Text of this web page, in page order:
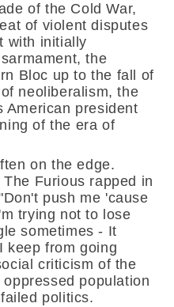
of the Cold War,
of violent disputes
with initially
the
Bloc up to the fall of
neoliberalism, the
American president
of the era of
on the edge.
Furious rapped in
push me 'cause
trying not to lose
sometimes - It
keep from going
criticism of the
population
politics.